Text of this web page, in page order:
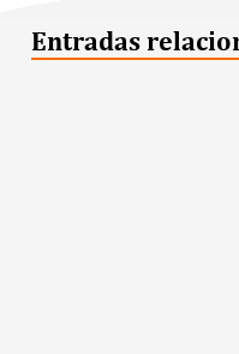
Entradas